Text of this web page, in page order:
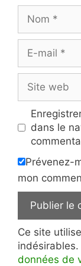
mail
web
dans le
Prévenez-
mon
Ce site
indésirables.
données de